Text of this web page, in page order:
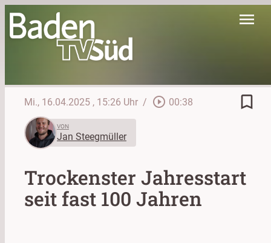
menu
Mi., 16.04.2025 , 15:26 Uhr / play_circle_outline 00:38 bookmark_border
VON
Jan Steegmüller
Trockenster Jahresstart
seit fast 100 Jahren